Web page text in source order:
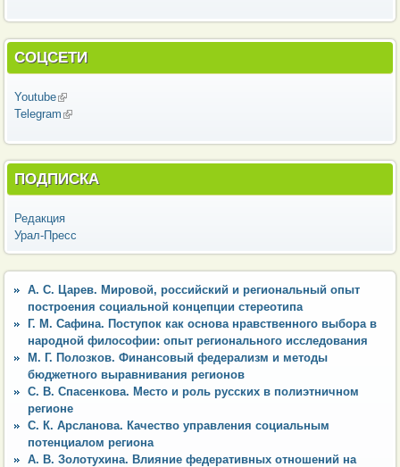
СОЦСЕТИ
Youtube(внешняя ссылка)
Telegram (внешняя ссылка)
ПОДПИСКА
Редакция
Урал-Пресс
А. С. Царев. Мировой, российский и региональный опыт
построения социальной концепции стереотипа
Г. М. Сафина. Поступок как основа нравственного выбора в
народной философии: опыт регионального исследования
М. Г. Полозков. Финансовый федерализм и методы
бюджетного выравнивания регионов
С. В. Спасенкова. Место и роль русских в полиэтничном
регионе
С. К. Арсланова. Качество управления социальным
потенциалом региона
А. В. Золотухина. Влияние федеративных отношений на